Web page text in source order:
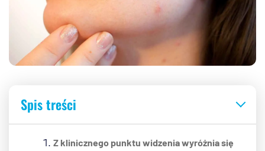
Spis treści
Z klinicznego punktu widzenia wyróżnia się